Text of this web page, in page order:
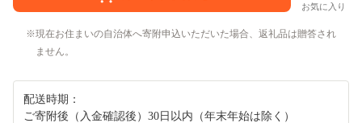
お気に入り
現在お住まいの自治体へ寄附申込いただいた場合、返礼品は贈答され
ません。
配送時期：
ご寄附後（入金確認後）30日以内（年末年始は除く）